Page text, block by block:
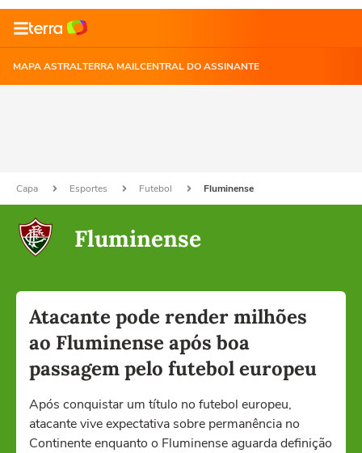
MAPA ASTRALTERRA MAILCENTRAL DO ASSINANTE
Capa Esportes Futebol Fluminense
Fluminense
Atacante pode render milhões
ao Fluminense após boa
passagem pelo futebol europeu
Após conquistar um título no futebol europeu,
atacante vive expectativa sobre permanência no
Continente enquanto o Fluminense aguarda definição